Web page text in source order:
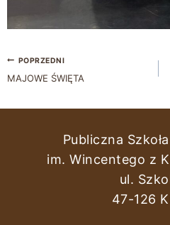
POPRZEDNI
MAJOWE ŚWIĘTA
Publiczna
im. Wincentego z
ul.
47-126